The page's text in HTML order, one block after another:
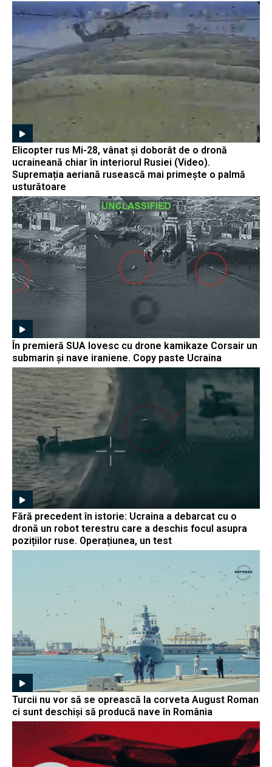
Elicopter rus Mi-28, vânat și doborât de o dronă
ucraineană chiar în interiorul Rusiei (Video).
Supremația aeriană rusească mai primește o palmă
usturătoare
În premieră SUA lovesc cu drone kamikaze Corsair un
submarin și nave iraniene. Copy paste Ucraina
Fără precedent în istorie: Ucraina a debarcat cu o
dronă un robot terestru care a deschis focul asupra
pozițiilor ruse. Operațiunea, un test
Turcii nu vor să se oprească la corveta August Roman
ci sunt deschiși să producă nave în România